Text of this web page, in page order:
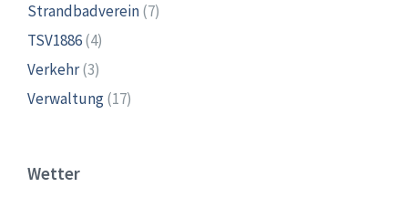
Strandbadverein(7)
TSV1886(4)
Verkehr(3)
Verwaltung(17)
Wetter